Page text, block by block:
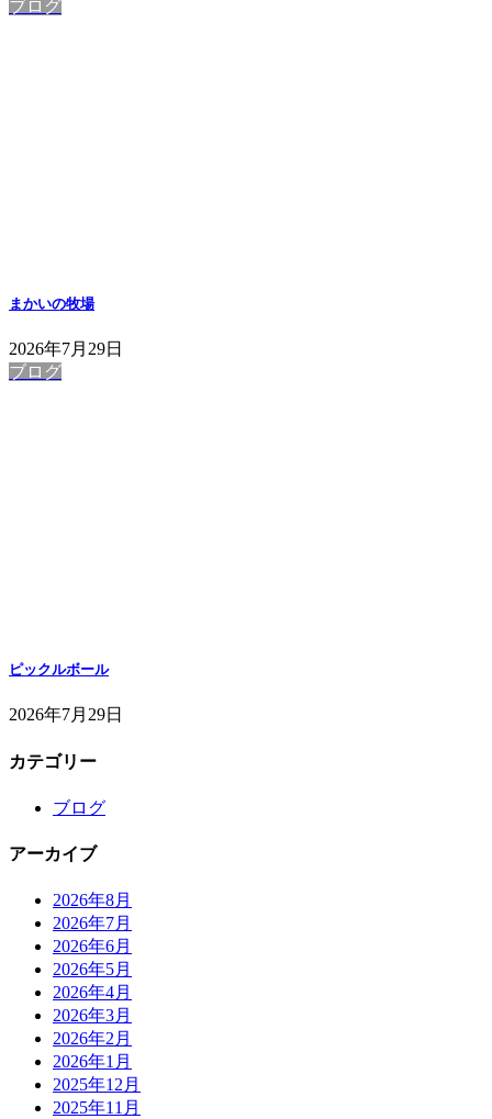
ブログ
まかいの牧場
2026年7月29日
ブログ
ピックルボール
2026年7月29日
カテゴリー
ブログ
アーカイブ
2026年8月
2026年7月
2026年6月
2026年5月
2026年4月
2026年3月
2026年2月
2026年1月
2025年12月
2025年11月